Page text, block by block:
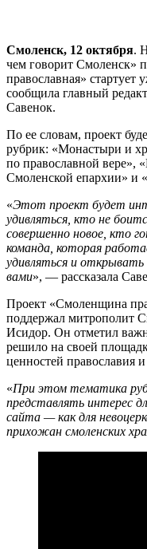
Смоленск, 12 октября.
чем говорит Смоленск»
православная» стартует
сообщила главный
Савенок.
По ее словам, проект
рубрик: «Монастыри и
по православной вере»,
Смоленской епархии» и
«Этот проект будет
удивляться, кто не
совершенно новое, кто
команда, которая
удивляться и
вами», — рассказала
Проект «Смоленщина
поддержал митрополит
Исидор. Он отметил
решило на своей
ценностей православия
«При этом тематика
представлять интерес
сайта — как для
прихожан смоленских